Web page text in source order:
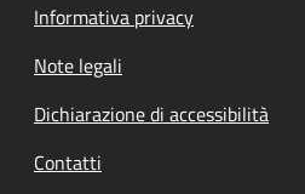
Informativa privacy
Note legali
Dichiarazione di accessibilità
Contatti